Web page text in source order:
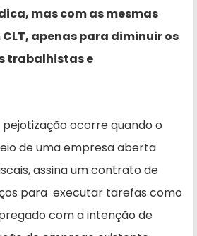
mas com as mesmas
apenas para diminuir os
trabalhistas e
ocorre quando o
de uma empresa aberta
assina um contrato de
para executar tarefas como
com a intenção de